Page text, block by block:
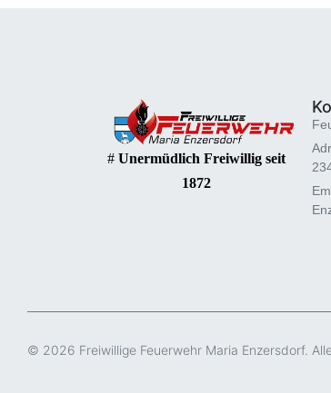
# Unermüdlich Freiwillig seit
1872
© 2026 Freiwillige Feuerwehr Maria Enzersdorf.